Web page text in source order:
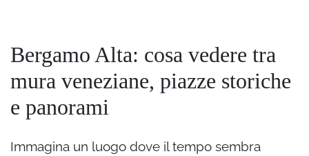
Bergamo Alta: cosa vedere tra
mura veneziane, piazze storiche
e panorami
Immagina un luogo dove il tempo sembra